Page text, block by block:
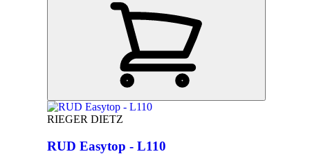
RIEGER DIETZ
RUD Easytop - L110